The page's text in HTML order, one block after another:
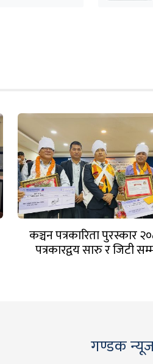
कञ्चन पत्रकारिता पुरस्कार
पत्रकारद्वय सारु र जिटी
गण्डक